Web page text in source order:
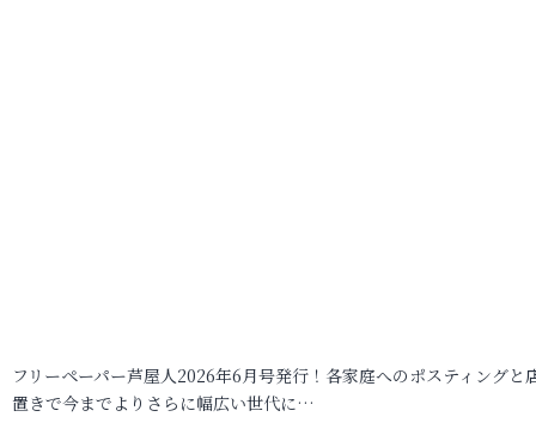
フリーペーパー芦屋人2026年6月号発行！各家庭へのポスティングと
置きで今までよりさらに幅広い世代に…